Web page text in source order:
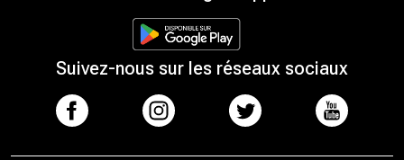
Suivez-nous sur les réseaux sociaux